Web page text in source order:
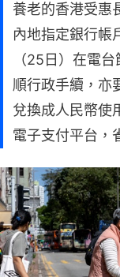
養老的香港受惠
內地指定銀行帳
（25日）在電
順行政手續，亦
兌換成人民幣使
電子支付平台，